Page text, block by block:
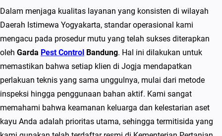
g
j
a
S
p
e
s
i
a
Dalam menjaga kualitas layanan yang konsisten di wilayah
Daerah Istimewa Yogyakarta, standar operasional kami
mengacu pada prosedur mutu yang telah sukses diterapkan
oleh Garda Pest Control Bandung. Hal ini dilakukan untuk
memastikan bahwa setiap klien di Jogja mendapatkan
perlakuan teknis yang sama unggulnya, mulai dari metode
inspeksi hingga penggunaan bahan aktif. Kami sangat
memahami bahwa keamanan keluarga dan kelestarian aset
kayu Anda adalah prioritas utama, sehingga termitisida yang